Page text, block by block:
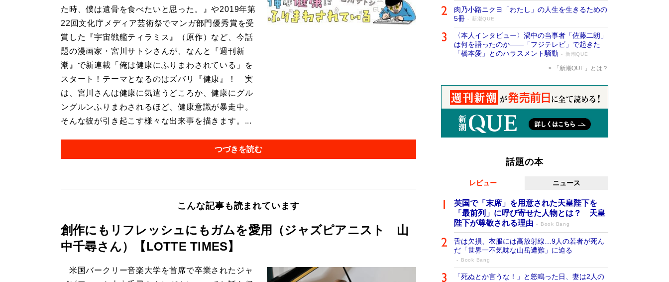
た時、僕は遺骨を食べたいと思った。』や2019年第
22回文化庁メディア芸術祭でマンガ部門優秀賞を受
賞した『宇宙戦艦ティラミス』（原作）など、今話
題の漫画家・宮川サトシさんが、なんと『週刊新
潮』で新連載「俺は健康にふりまわされている」を
スタート！テーマとなるのはズバリ『健康』！ 実
は、宮川さんは健康に気遣うどころか、健康にグル
ングルンふりまわされるほど、健康意識が暴走中。
そんな彼が引き起こす様々な出来事を描きます。...
つづきを読む
こんな記事も読まれています
創作にもリフレッシュにもガムを愛用（ジャズピアニスト 山
中千尋さん）【LOTTE TIMES】
米国バークリー音楽大学を首席で卒業されたジャ
肉乃小路ニクヨ「わたし」の人生を生きるための
5冊
新潮QUE
〈本人インタビュー〉渦中の当事者「佐藤二朗」
は何を語ったのか――「フジテレビ」で起きた
「橋本愛」とのハラスメント騒動
新潮QUE
「新潮QUE」とは？
話題の本
レビュー ニュース
英国で「末席」を用意された天皇陛下を
「最前列」に呼び寄せた人物とは？ 天皇
陛下が尊敬される理由
Book Bang
舌は欠損、衣服には高放射線…9人の若者が死ん
だ「世界一不気味な山岳遭難」に迫る
Book Bang
「死ぬとか言うな！」と怒鳴った日、妻は2人の